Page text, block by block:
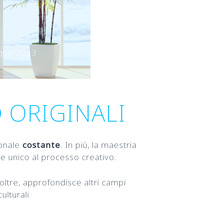
2023
ORIGINALI
costante. In più, la maestria
unico al processo creativo.
approfondisce altri campi